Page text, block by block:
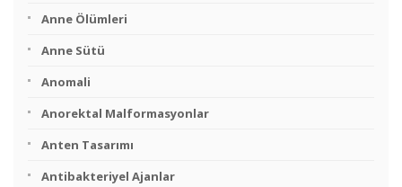
Anne Ölümleri
Anne Sütü
Anomali
Anorektal Malformasyonlar
Anten Tasarımı
Antibakteriyel Ajanlar